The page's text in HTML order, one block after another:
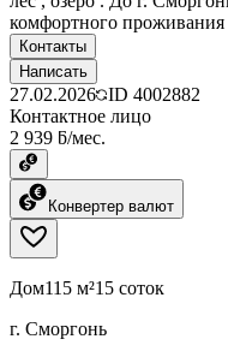
комфортного
Контакты
Написать
27.02.2026 ID 4002882
Контактное лицо
2 939 ƃ/мес.
Конвертер валют
Дом115 м²15 соток
г. Сморгонь